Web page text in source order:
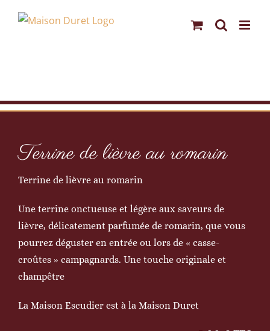
Terrine de lièvre au romarin
Terrine de lièvre au romarin
Une terrine onctueuse et légère aux saveurs de
lièvre, délicatement parfumée de romarin, que vous
pourrez déguster en entrée ou lors de « casse-
croûtes » campagnards. Une touche originale et
champêtre
La Maison Escudier est à la Maison Duret